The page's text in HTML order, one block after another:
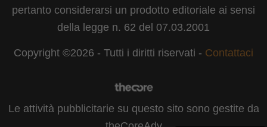
pertanto considerarsi un prodotto editoriale ai sensi
della legge n. 62 del 07.03.2001
Copyright ©2026 - Tutti i diritti riservati - Contattaci
Le attività pubblicitarie su questo sito sono gestite da